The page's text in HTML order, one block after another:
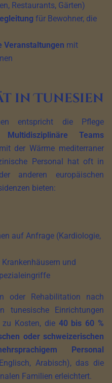
Restaurants, Gärten)
für Bewohner, die
Veranstaltungen mit
in Tunesien
entspricht die Pflege
Multidisziplinäre Teams
der Wärme mediterraner
Personal hat oft in
anderen europäischen
bieten:
auf Anfrage (Kardiologie,
und
oder Rehabilitation nach
tunesische Einrichtungen
Kosten, die 40 bis 60 %
oder schweizerischen
Personal
Arabisch), das die
Familien erleichtert.